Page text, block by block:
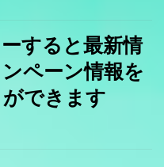
すると最新情
ペーン情報を
できます